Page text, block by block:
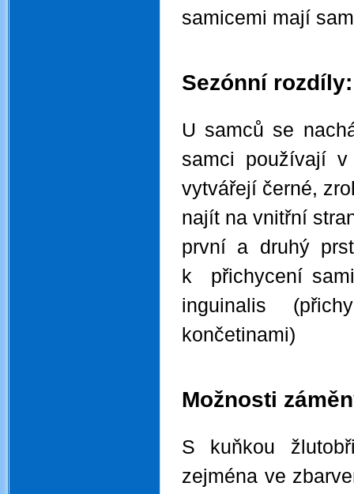
samicemi mají
Sezónní rozdíly:
U samců se
samci používají
vytvářejí černé,
najít na vnitřní
první a druhý
k přichycení
inguinalis
končetinami)
Možnosti
S kuňkou
zejména ve